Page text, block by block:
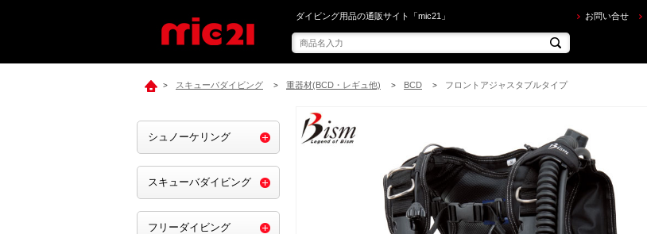
mic21で[ Bism ] JX3010Q NELEUS BC VERSION Q を買うならec.mic21.com
ダイビング用品の通販サイト「mic21」 お問い合せ
> スキューバダイビング > 重器材(BCD・レギュ他) > BCD > フロントアジャスタブルタイプ
シュノーケリング
スキューバダイビング
フリーダイビング